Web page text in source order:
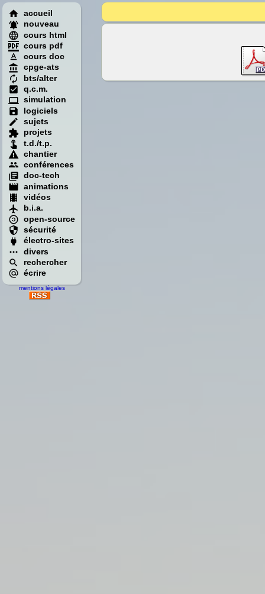
accueil
nouveau
cours html
cours pdf
cours doc
cpge-ats
bts/alter
q.c.m.
simulation
logiciels
sujets
projets
t.d./t.p.
chantier
conférences
doc-tech
animations
vidéos
b.i.a.
open-source
sécurité
électro-sites
divers
rechercher
écrire
mentions légales